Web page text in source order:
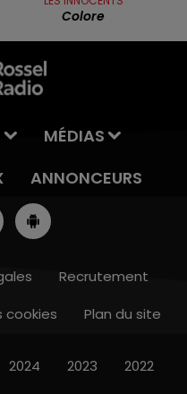
Colore
MÉDIAS
ANNONCEURS
Recrutement
cookies Plan du site
2024 2023 2022